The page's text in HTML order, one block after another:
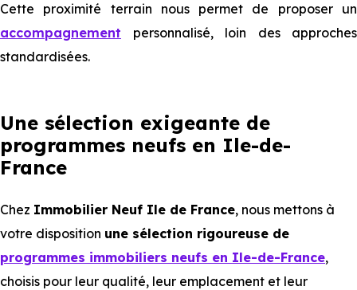
Cette proximité terrain nous permet de proposer un
accompagnement personnalisé, loin des approches
standardisées.
Une sélection exigeante de
programmes neufs en Ile-de-
France
Chez Immobilier Neuf Ile de France, nous mettons à
votre disposition une sélection rigoureuse de
programmes immobiliers neufs en Ile-de-France,
choisis pour leur qualité, leur emplacement et leur